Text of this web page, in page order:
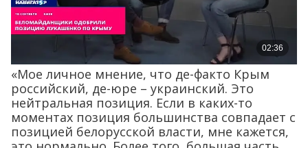
«Мое личное мнение, что де-факто Крым
российский, де-юре – украинский. Это
нейтральная позиция. Если в каких-то
моментах позиция большинства совпадает с
позицией белорусской власти, мне кажется,
это нормально. Более того, большая часть
позиций может совпадать. Чем больше
позиций власти и большинства совпадает,
тем лучше власть отражает позицию
народа», – сказал Кравцов.